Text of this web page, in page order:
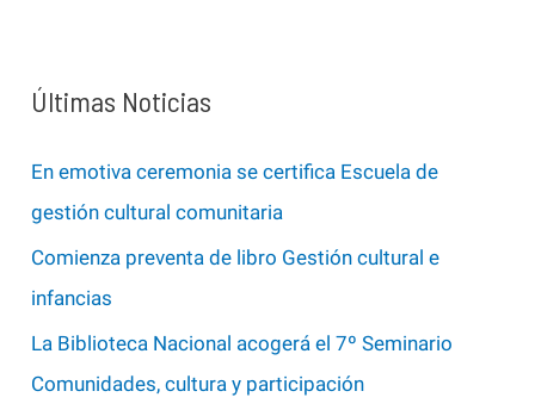
a
p
o
r
:
Últimas Noticias
En emotiva ceremonia se certifica Escuela de
gestión cultural comunitaria
Comienza preventa de libro Gestión cultural e
infancias
La Biblioteca Nacional acogerá el 7º Seminario
Comunidades, cultura y participación